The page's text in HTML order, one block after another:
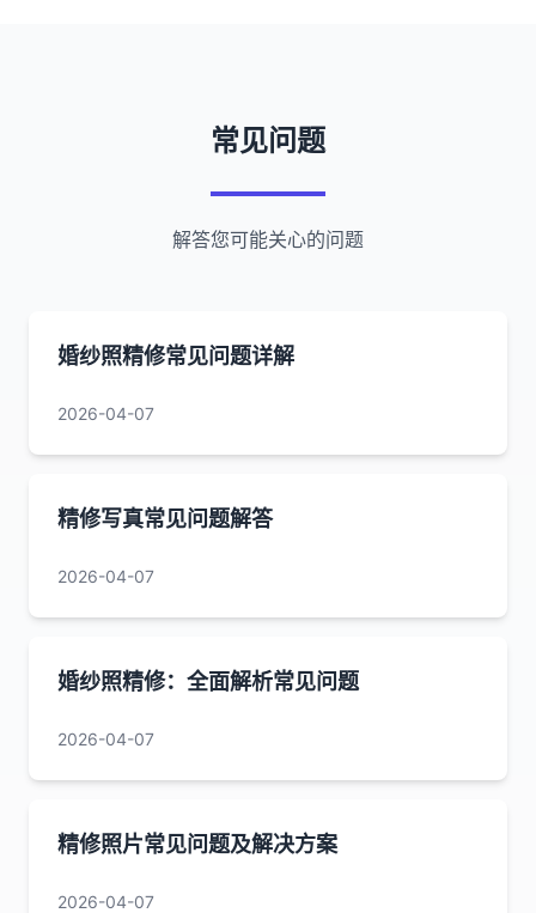
常见问题
解答您可能关心的问题
婚纱照精修常见问题详解
2026-04-07
精修写真常见问题解答
2026-04-07
婚纱照精修：全面解析常见问题
2026-04-07
精修照片常见问题及解决方案
2026-04-07